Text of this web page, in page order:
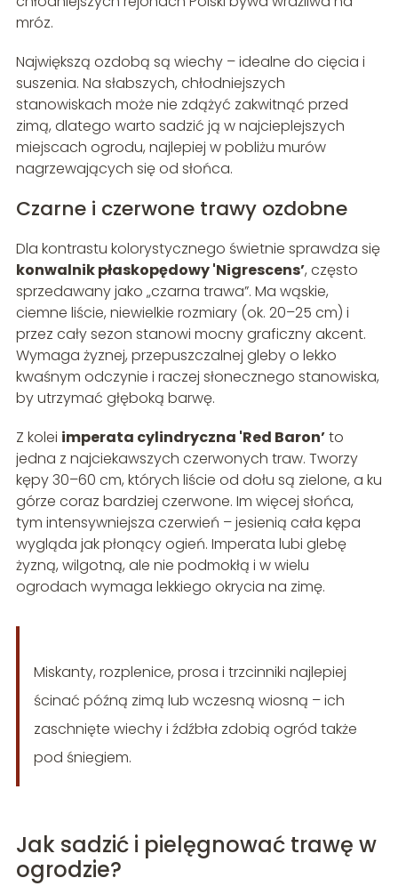
mróz.
Największą ozdobą są wiechy – idealne do cięcia i
suszenia. Na słabszych, chłodniejszych
stanowiskach może nie zdążyć zakwitnąć przed
zimą, dlatego warto sadzić ją w najcieplejszych
miejscach ogrodu, najlepiej w pobliżu murów
nagrzewających się od słońca.
Czarne i czerwone trawy ozdobne
Dla kontrastu kolorystycznego świetnie sprawdza się
konwalnik płaskopędowy 'Nigrescens’, często
sprzedawany jako „czarna trawa”. Ma wąskie,
ciemne liście, niewielkie rozmiary (ok. 20–25 cm) i
przez cały sezon stanowi mocny graficzny akcent.
Wymaga żyznej, przepuszczalnej gleby o lekko
kwaśnym odczynie i raczej słonecznego stanowiska,
by utrzymać głęboką barwę.
Z kolei imperata cylindryczna 'Red Baron’to
jedna z najciekawszych czerwonych traw. Tworzy
kępy 30–60 cm, których liście od dołu są zielone, a ku
górze coraz bardziej czerwone. Im więcej słońca,
tym intensywniejsza czerwień – jesienią cała kępa
wygląda jak płonący ogień. Imperata lubi glebę
żyzną, wilgotną, ale nie podmokłą i w wielu
ogrodach wymaga lekkiego okrycia na zimę.
Miskanty, rozplenice, prosa i trzcinniki najlepiej
ścinać późną zimą lub wczesną wiosną – ich
zaschnięte wiechy i źdźbła zdobią ogród także
pod śniegiem.
Jak sadzić i pielęgnować trawę w
ogrodzie?